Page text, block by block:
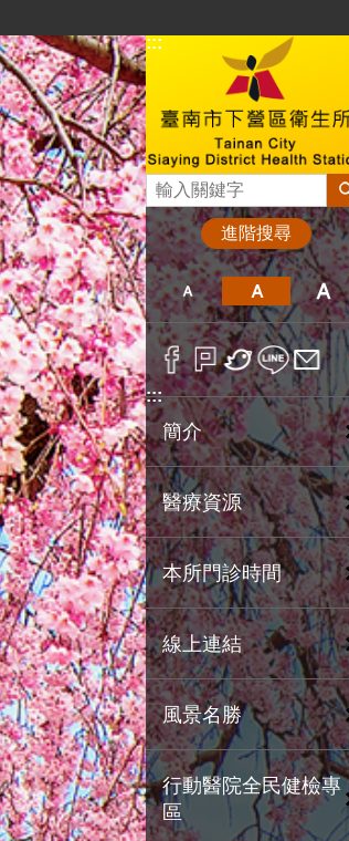
:::
搜尋
進階搜尋
:::
簡介
醫療資源
本所門診時間
線上連結
風景名勝
行動醫院全民健檢專
區